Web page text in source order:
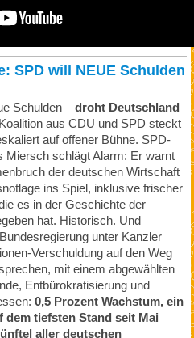
SPD will NEUE Schulden
Schulden –droht Deutschland
aus CDU und SPD steckt
auf offener Bühne. SPD-
Miersch schlägt Alarm: Er warnt
der deutschen Wirtschaft
ins Spiel, inklusive frischer
es in der Geschichte der
hat. Historisch. Und
unter Kanzler
Verschuldung auf den Weg
mit einem abgewählten
Entbürokratisierung und
0,5 Prozent Wachstum, ein
dem tiefsten Stand seit Mai
aller deutschen